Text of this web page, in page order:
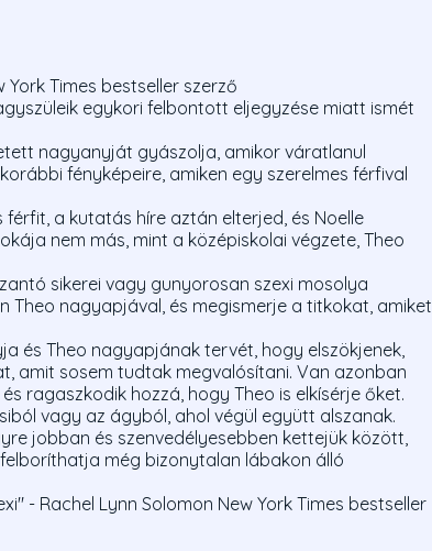
Times bestseller szerző
egykori felbontott eljegyzése miatt ismét
nagyanyját gyászolja, amikor váratlanul
fényképeire, amiken egy szerelmes férfival
a kutatás híre aztán elterjed, és Noelle
nem más, mint a középiskolai végzete, Theo
sikerei vagy gunyorosan szexi mosolya
nagyapjával, és megismerje a titkokat, amiket
és Theo nagyapjának tervét, hogy elszökjenek,
amit sosem tudtak megvalósítani. Van azonban
ragaszkodik hozzá, hogy Theo is elkísérje őket.
vagy az ágyból, ahol végül együtt alszanak.
jobban és szenvedélyesebben kettejük között,
még bizonytalan lábakon álló
- Rachel Lynn Solomon New York Times bestseller